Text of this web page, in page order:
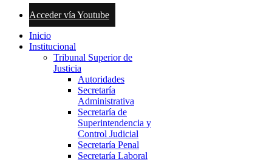
Acceder vía Youtube
Inicio
Institucional
Tribunal Superior de
Justicia
Autoridades
Secretaría
Administrativa
Secretaría de
Superintendencia y
Control Judicial
Secretaría Penal
Secretaría Laboral